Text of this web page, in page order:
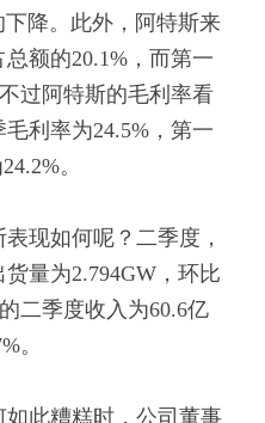
下降。此外，阿特斯来
额的20.1%，而第一
过阿特斯的毛利率看
利率为24.5%，第一
。
现如何呢？二季度，
量为2.794GW，环比
二季度收入为60.6亿
。
此糟糕时，公司董事